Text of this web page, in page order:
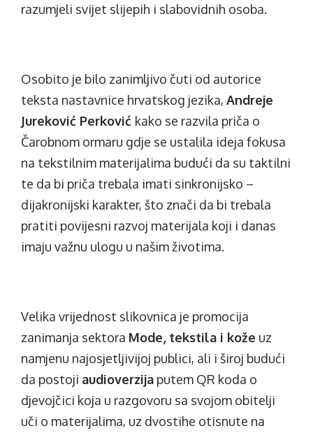
razumjeli svijet slijepih i slabovidnih osoba.
Osobito je bilo zanimljivo čuti od autorice
teksta nastavnice hrvatskog jezika, Andreje
Jureković Perković kako se razvila priča o
Čarobnom ormaru gdje se ustalila ideja fokusa
na tekstilnim materijalima budući da su taktilni
te da bi priča trebala imati sinkronijsko –
dijakronijski karakter, što znači da bi trebala
pratiti povijesni razvoj materijala koji i danas
imaju važnu ulogu u našim životima.
Velika vrijednost slikovnica je promocija
zanimanja sektora Mode, tekstila i kože uz
namjenu najosjetljivijoj publici, ali i široj budući
da postoji audioverzija putem QR koda o
djevojčici koja u razgovoru sa svojom obitelji
uči o materijalima, uz dvostihe otisnute na